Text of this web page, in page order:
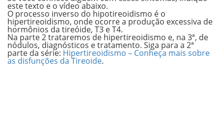
este texto e o vídeo abaixo.
O processo inverso do hipotireoidismo é o
hipertireoidismo, onde ocorre a produção excessiva de
hormônios da tireóide, T3 e T4.
Na parte 2 trataremos de hipertireoidismo e, na 3ª, de
nódulos, diagnósticos e tratamento. Siga para a 2ª
parte da série: Hipertireoidismo – Conheça mais sobre
as disfunções da Tireoide.